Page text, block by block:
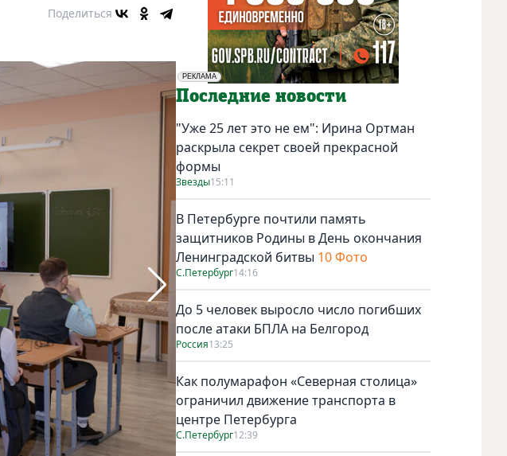
Поделиться
РЕКЛАМА
Социальная реклама
Последние новости
"Уже 25 лет это не ем": Ирина Ортман
раскрыла секрет своей прекрасной
формы
Звезды15:11
В Петербурге почтили память
защитников Родины в День окончания
Ленинградской битвы 10 Фото
С.Петербург14:16
До 5 человек выросло число погибших
после атаки БПЛА на Белгород
Россия13:25
Как полумарафон «Северная столица»
ограничил движение транспорта в
центре Петербурга
С.Петербург12:39